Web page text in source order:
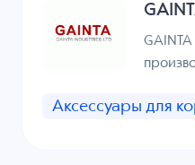
Аксессуары для